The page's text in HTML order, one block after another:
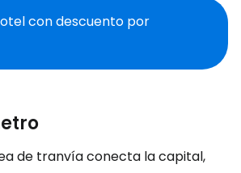
con descuento por
de tranvía conecta la capital,